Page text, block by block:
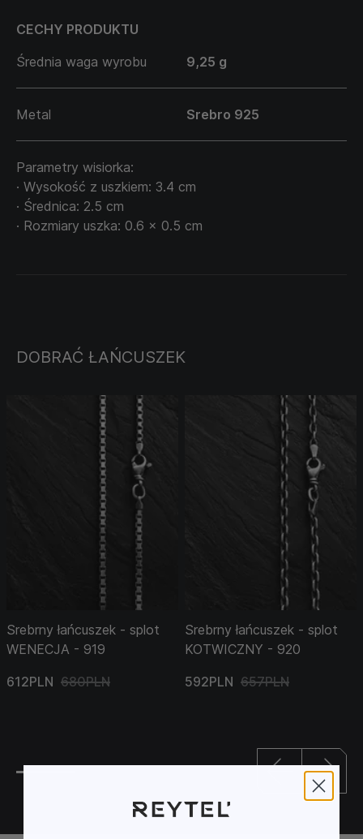
CECHY PRODUKTU
Średnia waga wyrobu
9,25 g
Metal Srebro 925
Parametry wisiorka:
· Wysokość z uszkiem: 3.4 cm
· Średnica: 2.5 cm
· Rozmiary uszka: 0.6 x 0.5 cm
DOBRAĆ ŁAŃCUSZEK
Srebrny łańcuszek - splot
WENECJA - 919
612PLN 680PLN
Srebrny łańcuszek - splot
KOTWICZNY - 920
592PLN 657PLN